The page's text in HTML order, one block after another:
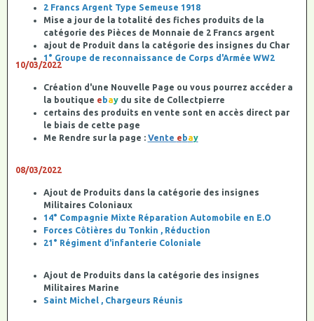
2 Francs Argent Type Semeuse 1918
Mise a jour de la totalité des fiches produits de la
catégorie des Pièces de Monnaie de 2 Francs argent
ajout de Produit dans la catégorie des insignes du Char
1° Groupe de reconnaissance de Corps d'Armée WW2
10/03/2022
Création d'une Nouvelle Page ou vous pourrez accéder a
la boutique ebay du site de Collectpierre
certains des produits en vente sont en accès direct par
le biais de cette page
Me Rendre sur la page : Vente ebay
08/03/2022
Ajout de Produits dans la catégorie des insignes
Militaires Coloniaux
14° Compagnie Mixte Réparation Automobile en E.O
Forces Côtières du Tonkin , Réduction
21° Régiment d'infanterie Coloniale
Ajout de Produits dans la catégorie des insignes
Militaires Marine
Saint Michel , Chargeurs Réunis